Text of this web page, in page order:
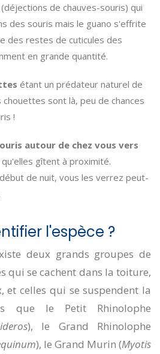
(déjections de chauves-souris) qui
des souris mais le guano s'effrite
des restes de cuticules des
en grande quantité.
étant un prédateur naturel de
sont là, peu de chances
!
autour de chez vous vers
gîtent à proximité.
de nuit, vous les verrez peut-
l'espèce ?
deux grands groupes de
qui se cachent dans la toiture,
et celles qui se suspendent la
que le Petit Rhinolophe
), le Grand Rhinolophe
), le Grand Murin (Myotis